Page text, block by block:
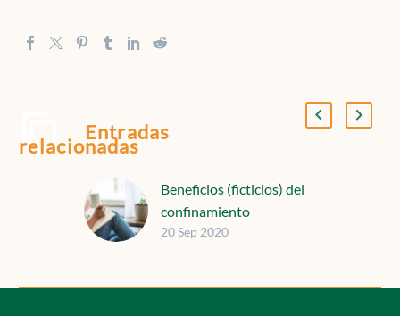
Entradas
relacionadas
Beneficios (ficticios) del
confinamiento
En la actualidad, no hay
20 Sep 2020